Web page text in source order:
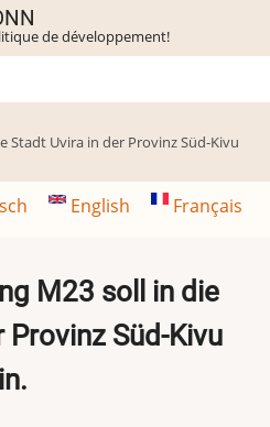
de développement!
Stadt Uvira in der Provinz Süd-Kivu
English Français
M23 soll in die
Süd-Kivu